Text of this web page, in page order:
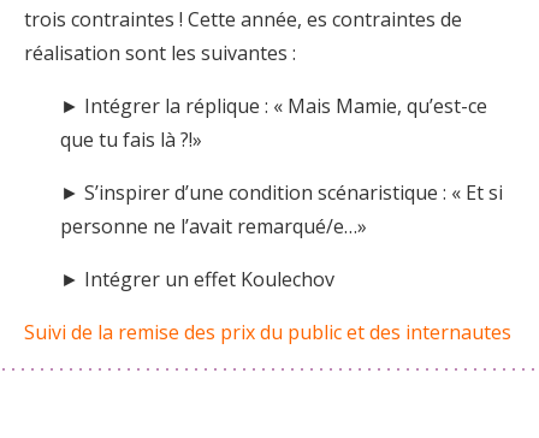
trois contraintes ! Cette année, es contraintes de
réalisation sont les suivantes :
► Intégrer la réplique : « Mais Mamie, qu’est-ce
que tu fais là ?!»
► S’inspirer d’une condition scénaristique : « Et si
personne ne l’avait remarqué/e…»
► Intégrer un effet Koulechov
Suivi de la remise des prix du public et des internautes